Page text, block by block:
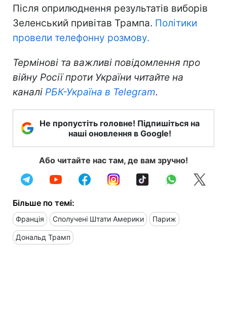
Після оприлюднення результатів виборів
Зеленський привітав Трампа. Політики
провели телефонну розмову.
Термінові та важливі повідомлення про
війну Росії проти України читайте на
каналі РБК-Україна в Telegram.
Не пропустіть головне! Підпишіться на
наші оновлення в Google!
Або читайте нас там, де вам зручно!
Більше по темі:
Франція Сполучені Штати Америки Париж
Дональд Трамп